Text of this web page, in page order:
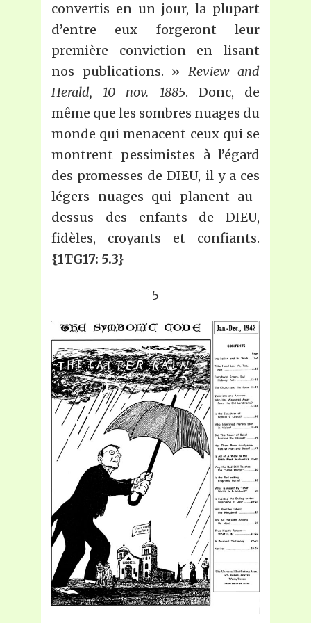
convertis en un jour, la plupart
d’entre eux forgeront leur
première conviction en lisant
nos publications. » Review and
Herald, 10 nov. 1885. Donc, de
même que les sombres nuages du
monde qui menacent ceux qui se
montrent pessimistes à l’égard
des promesses de DIEU, il y a ces
légers nuages qui planent au-
dessus des enfants de DIEU,
fidèles, croyants et confiants.
{1TG17: 5.3}
5